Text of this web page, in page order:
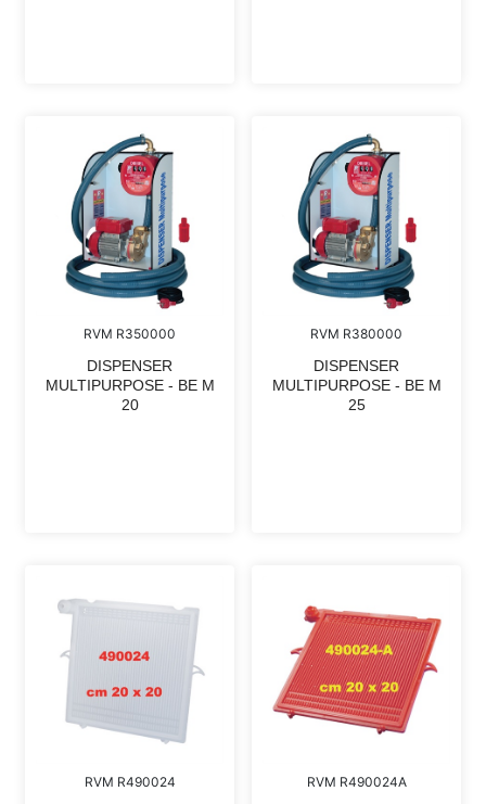
RVM R350000
DISPENSER
MULTIPURPOSE - BE M
20
RVM R380000
DISPENSER
MULTIPURPOSE - BE M
25
RVM R490024 RVM R490024A